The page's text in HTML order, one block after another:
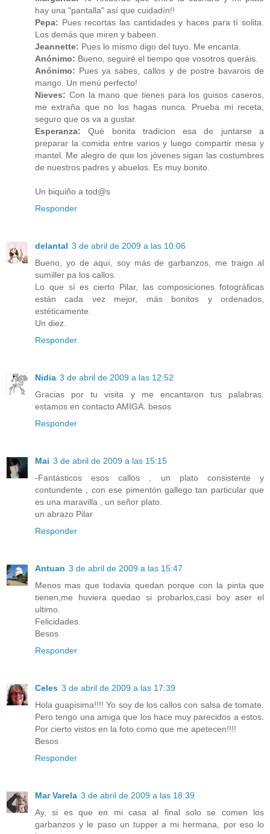
hay una "pantalla" así que cuidadín!!
Pepa: Pues recortas las cantidades y haces para tí solita.
Los demás que miren y babeen.
Jeannette: Pues lo mismo digo del tuyo. Me encanta.
Anónimo: Bueno, seguiré el tiempo que vosotros queráis.
Anónimo: Pues ya sabes, callos y de postre bavarois de
mango. Un menú perfecto!
Nieves: Con la mano que tienes para los guisos caseros,
me extraña que no los hagas nunca. Prueba mi receta,
seguro que os va a gustar.
Esperanza: Qué bonita tradicion esa de juntarse a
preparar la comida entre varios y luego compartir mesa y
mantel. Me alegro de que los jóvenes sigan las costumbres
de nuestros padres y abuelos. Es muy bonito.
Un biquiño a tod@s
Responder
delantal 3 de abril de 2009 a las 10:06
Bueno, yo de aquí, soy más de garbanzos, me traigo al
sumiller pa los callos.
Lo que sí es cierto Pilar, las composiciones fotográficas
están cada vez mejor, más bonitos y ordenados,
estéticamente.
Un diez.
Responder
Nidia 3 de abril de 2009 a las 12:52
Gracias por tu visita y me encantaron tus palabras.
estamos en contacto AMIGA. besos
Responder
Mai 3 de abril de 2009 a las 15:15
-Fantásticos esos callos , un plato consistente y
contundente , con ese pimentón gallego tan particular que
es una maravilla , un señor plato.
un abrazo Pilar
Responder
Antuan 3 de abril de 2009 a las 15:47
Menos mas que todavia quedan porque con la pinta que
tienen,me huviera quedao si probarlos,casi boy aser el
ultimo.
Felicidades.
Besos
Responder
Celes 3 de abril de 2009 a las 17:39
Hola guapisima!!!! Yo soy de los callos con salsa de tomate.
Pero tengo una amiga que los hace muy parecidos a estos.
Por cierto vistos en la foto como que me apetecen!!!!
Besos
Responder
Mar Varela 3 de abril de 2009 a las 18:39
Ay, si es que en mi casa al final solo se comen los
garbanzos y le paso un tupper a mi hermana, por eso lo